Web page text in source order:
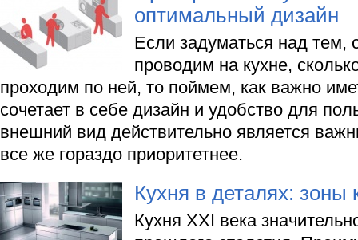
оптимальный дизайн
Если задуматься над тем,
проводим на кухне,
проходим по ней, то поймем, как важно
сочетает в себе дизайн и удобство для
внешний вид действительно является
все же гораздо приоритетнее.
Кухня в деталях: зоны
Кухня XXI века